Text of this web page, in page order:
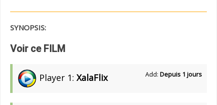
SYNOPSIS:
Voir ce FILM
Player 1: XalaFlix Add: Depuis 1 jours